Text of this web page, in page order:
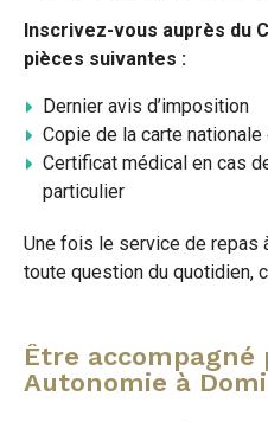
Inscrivez-vous auprès du
pièces suivantes :
Dernier avis d’imposition
Copie de la carte
Certificat médical en cas
particulier
Une fois le service de repas
toute question du quotidien,
Être accompagné
Autonomie à